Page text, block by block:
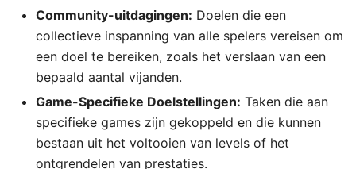
Community-uitdagingen: Doelen die een
collectieve inspanning van alle spelers vereisen om
een doel te bereiken, zoals het verslaan van een
bepaald aantal vijanden.
Game-Specifieke Doelstellingen: Taken die aan
specifieke games zijn gekoppeld en die kunnen
bestaan uit het voltooien van levels of het
ontgrendelen van prestaties.